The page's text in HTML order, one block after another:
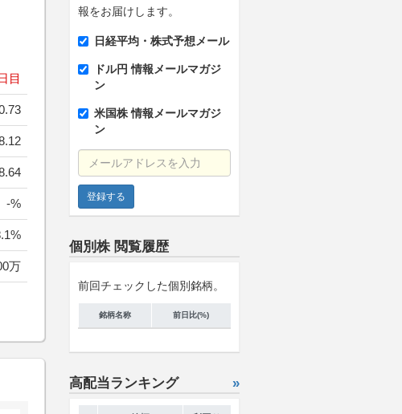
目
-%
万
報をお届けします。
日経平均・株式予想メール
ドル円 情報メールマガジ
ン
米国株 情報メールマガジ
ン
メールアドレスを入力
個別株 閲覧履歴
前回チェックした個別銘柄。
銘柄名称 前日比(%)
高配当ランキング »